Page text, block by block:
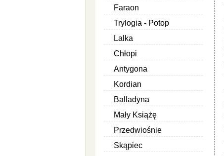
Faraon
Trylogia - Potop
Lalka
Chłopi
Antygona
Kordian
Balladyna
Mały Książę
Przedwiośnie
Skąpiec